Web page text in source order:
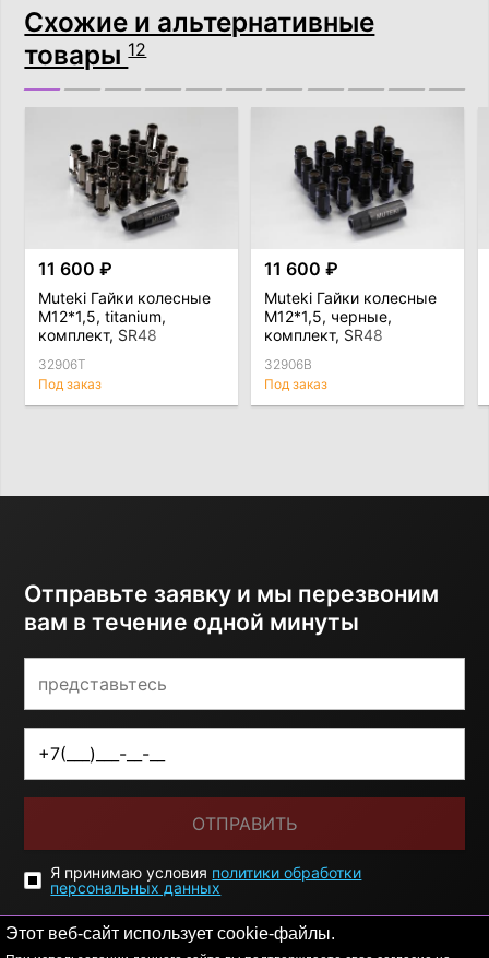
Этот веб-сайт использует cookie-файлы.
Схожие и альтернативные
товары12
11 600 ₽
Muteki Гайки колесные
М12*1,5, titanium,
комплект, SR48
32906T
Под заказ
11 600 ₽
Muteki Гайки колесные
М12*1,5, черные,
комплект, SR48
32906B
Под заказ
Отправьте заявку и мы перезвоним
вам в течение одной минуты
ОТПРАВИТЬ
Я принимаю условия политики обработки
персональных данных